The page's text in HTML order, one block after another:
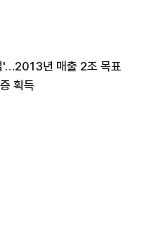
'…2013년 매출 2조 목표
획득